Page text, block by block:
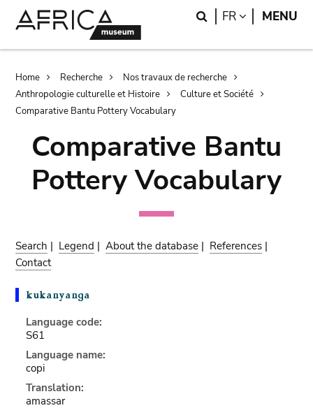
Search
FR LANGUAGE
MENU
Breadcrumb
Home Recherche
Nos travaux de recherche
Anthropologie culturelle et Histoire
Culture et Société
Comparative Bantu Pottery Vocabulary
Comparative Bantu
Pottery Vocabulary
Search | Legend |About the database | References |
Contact
Language code:
S61
Language name:
copi
Translation:
amassar